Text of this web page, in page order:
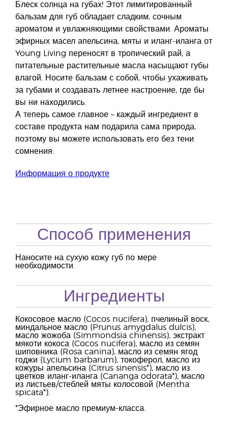
Блеск солнца на губах! Этот лимитированный
бальзам для губ обладает сладким, сочным
ароматом и увлажняющими свойствами. Ароматы
эфирных масел апельсина, мяты и иланг-иланга от
Young Living переносят в тропический рай, а
питательные растительные масла насыщают губы
влагой. Носите бальзам с собой, чтобы ухаживать
за губами и создавать летнее настроение, где бы
вы ни находились.
А теперь самое главное – каждый ингредиент в
составе продукта нам подарила сама природа,
поэтому вы можете использовать его без тени
сомнения.
Информация о продукте
Способ применения
Наносите на сухую кожу губ по мере
необходимости.
Ингредиенты
Кокосовое масло (Cocos nucifera), пчелиный воск,
миндальное масло (Prunus amygdalus dulcis),
масло жожоба (Simmondsia chinensis), экстракт
мякоти кокоса (Cocos nucifera), масло из семян
шиповника (Rosa canina), масло из семян ягод
годжи (Lycium barbarum), токоферол, масло из
кожуры апельсина (Citrus sinensis*), масло из
цветков иланг-иланга (Cananga odorata*), масло
из листьев/стеблей мяты колосовой (Mentha
spicata*).
*Эфирное масло премиум-класса.